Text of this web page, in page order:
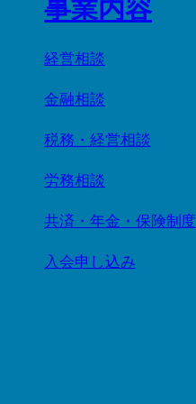
事業内容
経営相談
金融相談
税務・経営相談
労務相談
共済・年金・保険制度
入会申し込み